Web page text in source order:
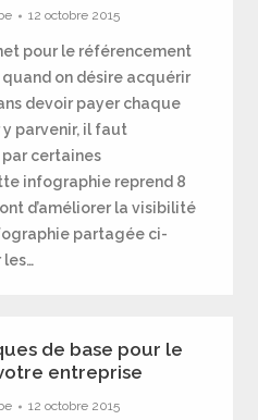
12 octobre 2015
pour le référencement
on désire acquérir
devoir payer chaque
y parvenir, il faut
certaines
infographie reprend 8
d’améliorer la visibilité
partagée ci-
les…
de base pour le
entreprise
12 octobre 2015